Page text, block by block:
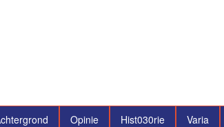
Opinie Hist030rie Varia